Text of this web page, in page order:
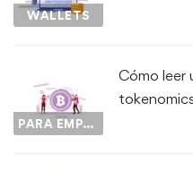
WALLETS
PARA EMPEZAR...
Cómo leer